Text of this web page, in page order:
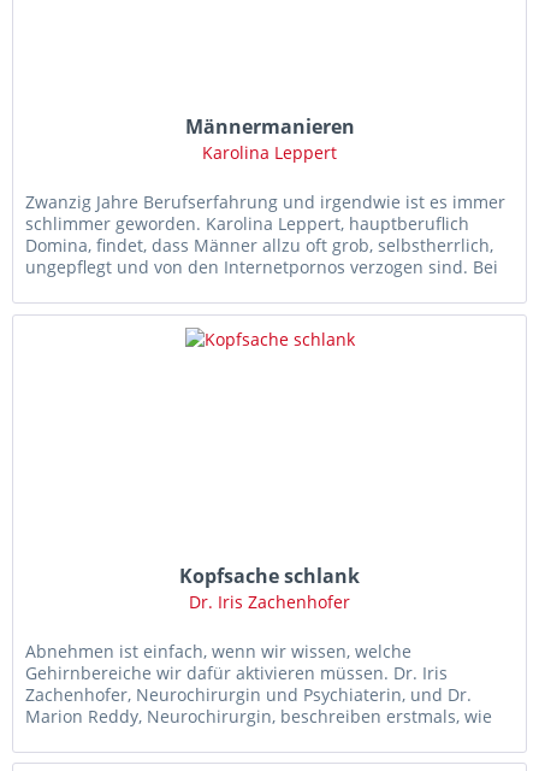
Männermanieren
Karolina Leppert
Zwanzig Jahre Berufserfahrung und irgendwie ist es immer
schlimmer geworden. Karolina Leppert, hauptberuflich
Domina, findet, dass Männer allzu oft grob, selbstherrlich,
ungepflegt und von den Internetpornos verzogen sind. Bei
Kopfsache schlank
Dr. Iris Zachenhofer
Abnehmen ist einfach, wenn wir wissen, welche
Gehirnbereiche wir dafür aktivieren müssen. Dr. Iris
Zachenhofer, Neurochirurgin und Psychiaterin, und Dr.
Marion Reddy, Neurochirurgin, beschreiben erstmals, wie